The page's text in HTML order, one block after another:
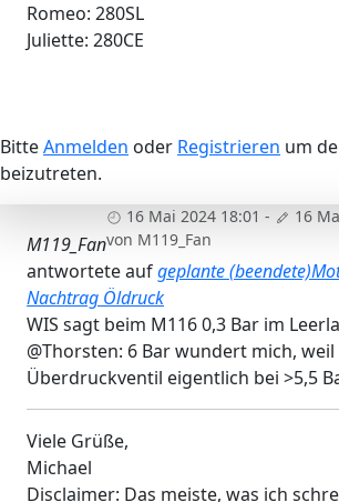
Romeo: 280SL
Juliette: 280CE
BitteAnmelden oder Registrieren um
beizutreten.
16 Mai 2024 18:01 - 16
von M119_Fan
M119_Fan
antwortete aufgeplante
Nachtrag Öldruck
WIS sagt beim M116 0,3 Bar im
@Thorsten: 6 Bar wundert mich, weil
Überdruckventil eigentlich bei >5,5
Viele Grüße,
Michael
Disclaimer: Das meiste, was ich